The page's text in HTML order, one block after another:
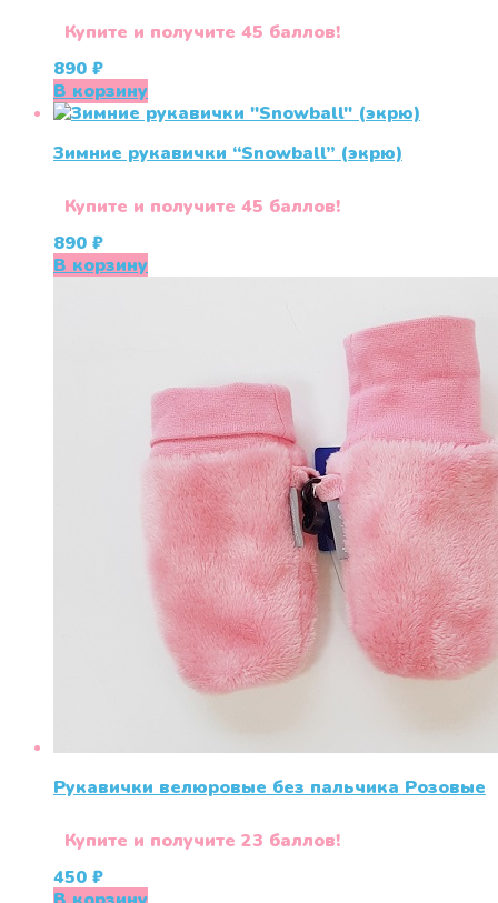
Купите и получите 45 баллов!
890 ₽
В корзину
Зимние рукавички “Snowball” (экрю)
Купите и получите 45 баллов!
890 ₽
В корзину
Рукавички велюровые без пальчика Розовые
Купите и получите 23 баллов!
450 ₽